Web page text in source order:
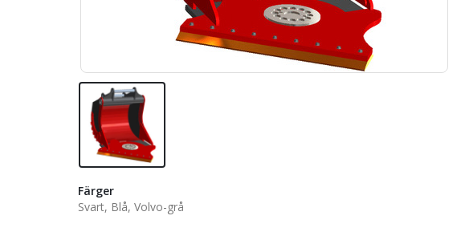
Färger
Svart, Blå, Volvo-grå